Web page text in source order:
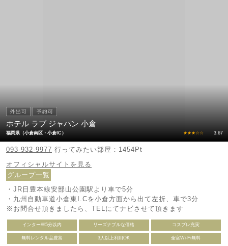
ホテル ラブ ジャパン 小倉
福岡県（小倉南区・小倉IC） ★★★☆☆ 3.67
093-932-9977 行ってみたい部屋：1454Pt
オフィシャルサイトを見る
グループ一覧
・JR日豊本線安部山公園駅より車で5分
・九州自動車道小倉東I.Cを小倉方面から出て左折、車で3分
※お問合せ頂きましたら、TELにてナビさせて頂きます
インター車5分以内 リーズナブルな価格 コスプレ充実
無料レンタル品豊富 3人以上利用OK 全室Wi-Fi無料